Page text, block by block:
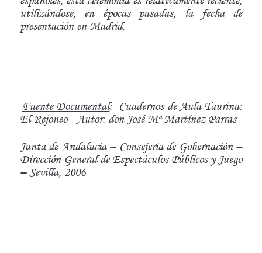
utilizándose, en épocas pasadas, la fecha de
presentación en Madrid.
Fuente Documental: Cuadernos de Aula Taurina:
El Rejoneo - Autor: don José Mª Martínez Parras
Junta de Andalucía – Consejería de Gobernación –
Dirección General de Espectáculos Públicos y Juego
– Sevilla, 2006